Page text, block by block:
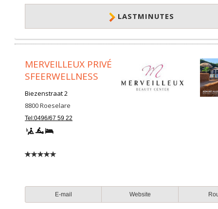
LASTMINUTES
MERVEILLEUX PRIVÉ
SFEERWELLNESS
Biezenstraat 2
8800Roeselare
Tel:0496/67 59 22
E-mail Website